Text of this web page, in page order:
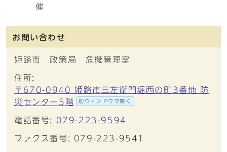
催
お問い合わせ
姫路市 政策局 危機管理室
住所:
〒670-0940 姫路市三左衛門堀西の町3番地 防
災センター5階
別ウィンドウで開く
電話番号: 079-223-9594
ファクス番号: 079-223-9541